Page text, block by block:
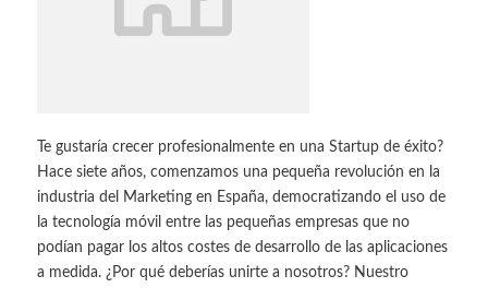
Te gustaría crecer profesionalmente en una Startup de éxito?
Hace siete años, comenzamos una pequeña revolución en la
industria del Marketing en España, democratizando el uso de
la tecnología móvil entre las pequeñas empresas que no
podían pagar los altos costes de desarrollo de las aplicaciones
a medida. ¿Por qué deberías unirte a nosotros? Nuestro